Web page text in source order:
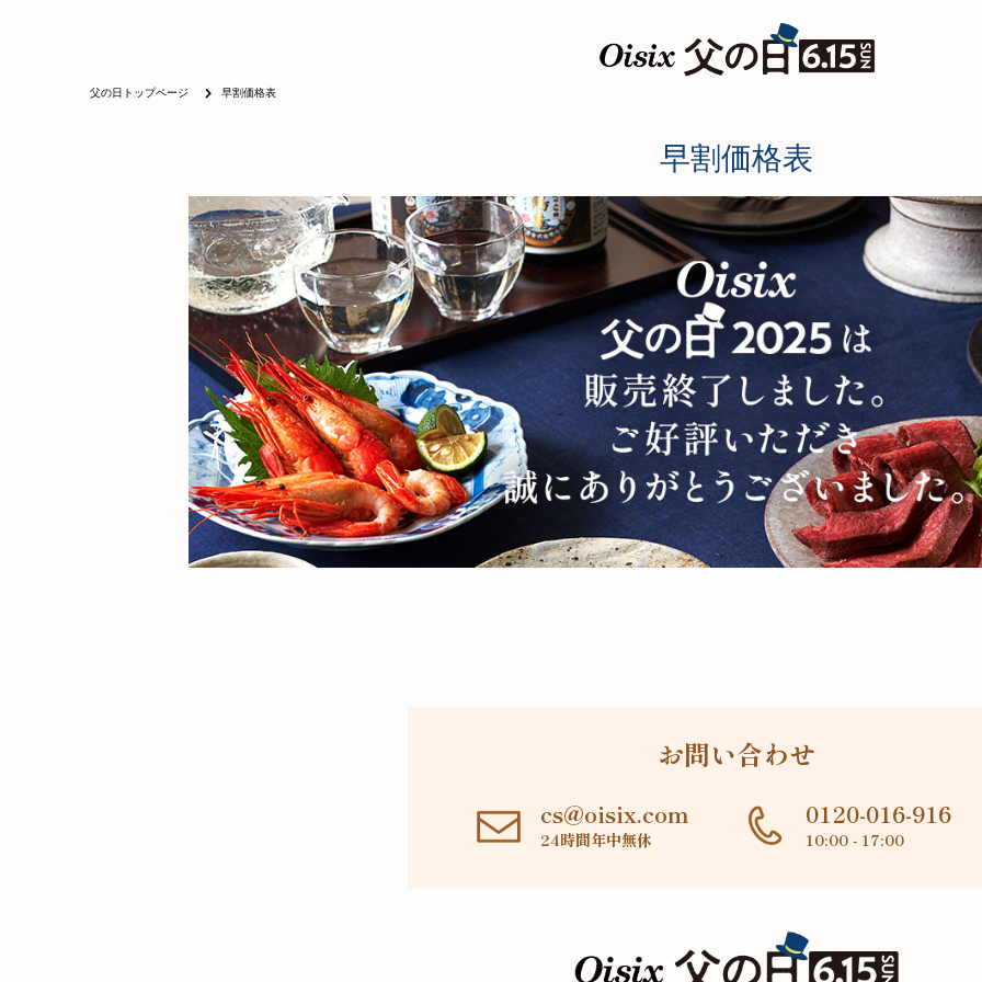
父の日トップページ 早割価格表
早割価格表
お問い合わせ
cs@oisix.com
24時間年中無休
0120-016-916
10:00 - 17:00